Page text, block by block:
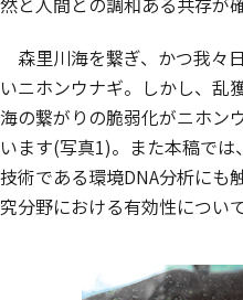
森里川海を繋ぎ、かつ我々
いニホンウナギ。しかし、乱
海の繋がりの脆弱化がニホン
います(写真1)。また本稿で
技術である環境DNA分析にも
究分野における有効性につい